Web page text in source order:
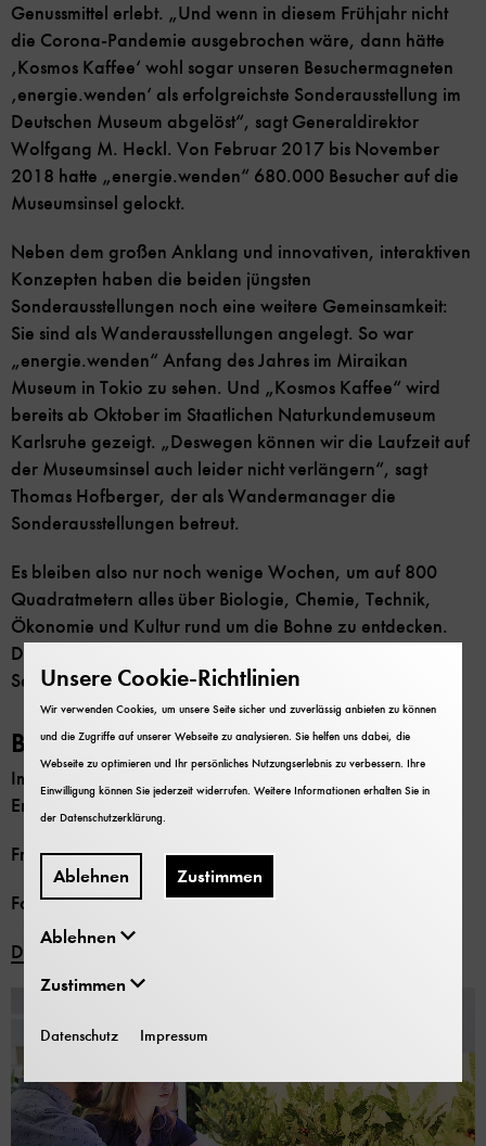
Genussmittel erlebt. „Und wenn in diesem Frühjahr nicht
die Corona-Pandemie ausgebrochen wäre, dann hätte
‚Kosmos Kaffee‘ wohl sogar unseren Besuchermagneten
‚energie.wenden‘ als erfolgreichste Sonderausstellung im
Deutschen Museum abgelöst“, sagt Generaldirektor
Wolfgang M. Heckl. Von Februar 2017 bis November
2018 hatte „energie.wenden“ 680.000 Besucher auf die
Museumsinsel gelockt.
Neben dem großen Anklang und innovativen, interaktiven
Konzepten haben die beiden jüngsten
Sonderausstellungen noch eine weitere Gemeinsamkeit:
Sie sind als Wanderausstellungen angelegt. So war
„energie.wenden“ Anfang des Jahres im Miraikan
Museum in Tokio zu sehen. Und „Kosmos Kaffee“ wird
bereits ab Oktober im Staatlichen Naturkundemuseum
Karlsruhe gezeigt. „Deswegen können wir die Laufzeit auf
der Museumsinsel auch leider nicht verlängern“, sagt
Thomas Hofberger, der als Wandermanager die
Sonderausstellungen betreut.
Es bleiben also nur noch wenige Wochen, um auf 800
Quadratmetern alles über Biologie, Chemie, Technik,
Ökonomie und Kultur rund um die Bohne zu entdecken.
Die Sonderausstellung „Kosmos Kaffee“ endet am 6.
September.
Bild 1/2
Im Klimaregal sieht man, welche Auswirkungen die
Erderwärmung auf Kaffeepflanzen hat.
Frei zur Veröffentlichung nur mit dem Vermerk
Foto: Deutsches Museum/Christian Illing
Download
Unsere Cookie-Richtlinien
Wir verwenden Cookies, um unsere Seite sicher und zuverlässig anbieten zu können
und die Zugriffe auf unserer Webseite zu analysieren. Sie helfen uns dabei, die
Webseite zu optimieren und Ihr persönliches Nutzungserlebnis zu verbessern. Ihre
Einwilligung können Sie jederzeit widerrufen. Weitere Informationen erhalten Sie in
derDatenschutzerklärung.
Ablehnen Zustimmen
Ablehnen
Zustimmen
Datenschutz Impressum